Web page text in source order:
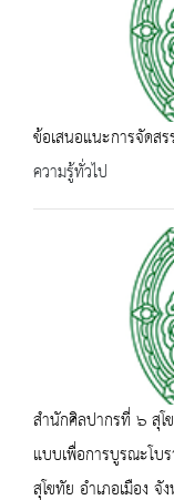
ข้อเสนอแนะการจัดส
ความรู้ทั่วไป
สำนักศิลปากรที่ ๖ สุโ
แบบเพื่อการบูรณะโบ
สุโขทัย อำเภอเมือง จั